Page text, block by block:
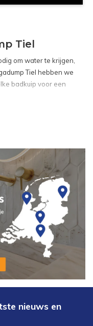
Tiel
om water te krijgen,
Tiel hebben we
badkuip voor een
nieuws en